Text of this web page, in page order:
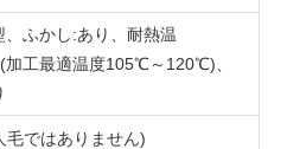
ふかし:あり、耐熱温
工最適温度105℃～120℃)、
毛ではありません)